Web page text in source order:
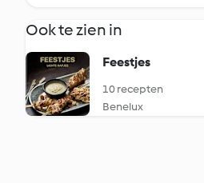
Ook te zien in
Feestjes
10 recepten
Benelux